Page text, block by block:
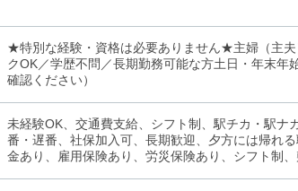
★特別な経験・資格は必要ありません★主婦（主
クOK／学歴不問／長期勤務可能な方土日・年末
確認ください）
未経験OK、交通費支給、シフト制、駅チカ・駅
番・遅番、社保加入可、長期歓迎、夕方には帰れ
金あり、雇用保険あり、労災保険あり、シフト制、